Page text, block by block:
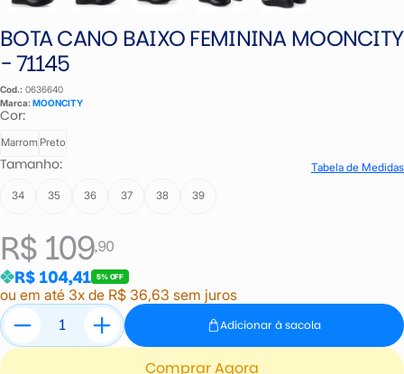
BOTA CANO BAIXO FEMININA MOONCITY
- 71145
Cod.: 0636640
Marca: MOONCITY
R$ 109,90
R$ 104,41 5% OFF
ou em até 3x de R$ 36,63 sem juros
Cor:
Marrom Preto
Tamanho: Tabela de Medidas
34 35 36 37 38 39
Adicionar à sacola
Comprar Agora